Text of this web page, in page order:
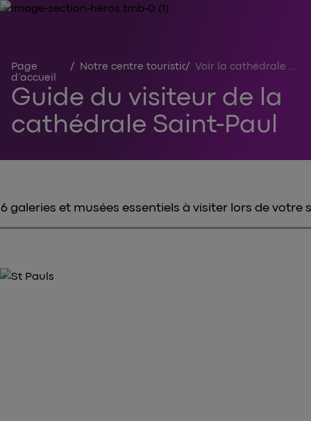
Page
d’accueil
/ Notre centre touristique
/ Voir la cathédrale Saint-Paul
Guide du visiteur de la
cathédrale Saint-Paul
6 galeries et musées essentiels à visiter lors de votre